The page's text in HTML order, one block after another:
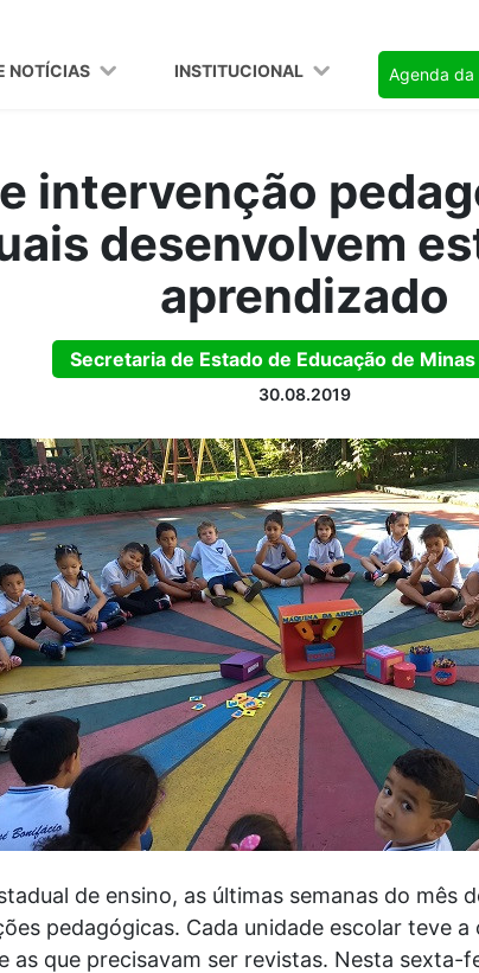
NOTÍCIAS INSTITUCIONAL Agenda da
intervenção
desenvolvem
aprendizado
Secretaria de Estado de Educação de
30.08.2019
de ensino, as últimas semanas do mês
pedagógicas. Cada unidade escolar teve
as que precisavam ser revistas. Nesta sexta-